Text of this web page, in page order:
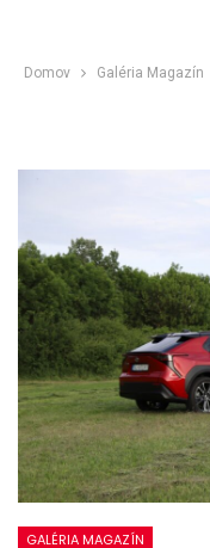
Domov Galéria Magazín
GALÉRIA MAGAZÍN